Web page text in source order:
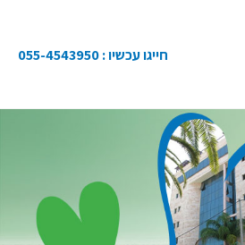
חייגו עכשיו :055-4543950